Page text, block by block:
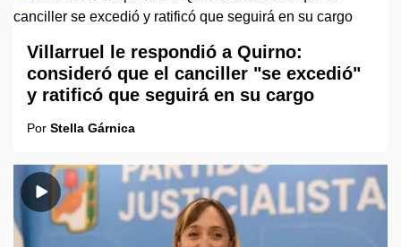
Villarruel le respondió a Quirno:
consideró que el canciller "se excedió"
y ratificó que seguirá en su cargo
Por Stella Gárnica